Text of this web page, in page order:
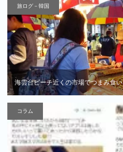
旅ログ－韓国
海雲台ビーチ近くの市場でつまみ食い
コラム